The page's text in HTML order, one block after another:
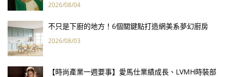
2026/08/04
不只是下廚的地方！6個關鍵點打造網美系夢幻廚房
2026/08/03
【時尚產業一週要事】愛馬仕業績成長、LVMH時裝部